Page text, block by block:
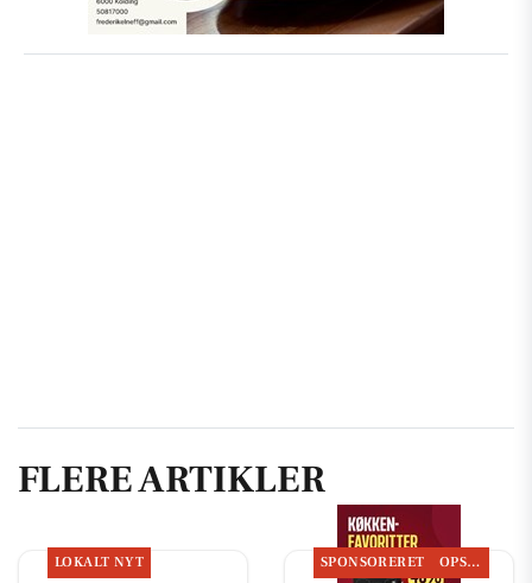
FLERE ARTIKLER
LOKALT NYT SPONSORERET OPSLAGSTAVLEN